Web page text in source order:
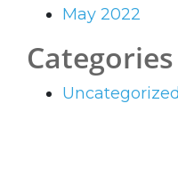
May 2022
Categories
Uncategorized